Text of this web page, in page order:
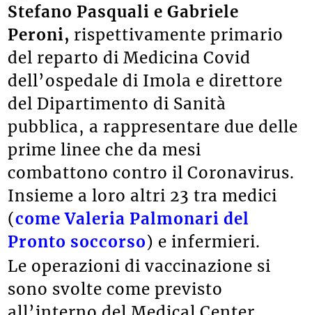
Stefano Pasquali e Gabriele
Peroni, rispettivamente primario
del reparto di Medicina Covid
dell’ospedale di Imola e direttore
del Dipartimento di Sanità
pubblica, a rappresentare due delle
prime linee che da mesi
combattono contro il Coronavirus.
Insieme a loro altri 23 tra medici
(come Valeria Palmonari del
Pronto soccorso) e infermieri.
Le operazioni di vaccinazione si
sono svolte come previsto